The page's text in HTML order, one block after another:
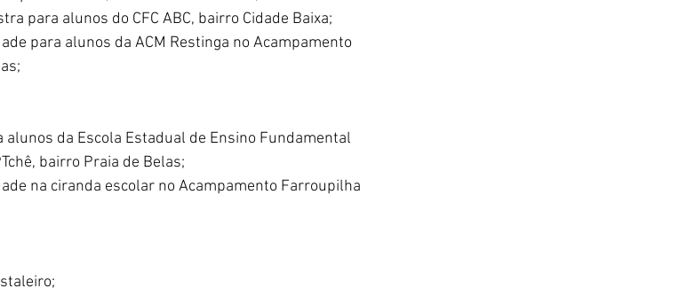
para alunos do CFC ABC, bairro Cidade Baixa;
para alunos da ACM Restinga no Acampamento
alunos da Escola Estadual de Ensino Fundamental
bairro Praia de Belas;
na ciranda escolar no Acampamento Farroupilha